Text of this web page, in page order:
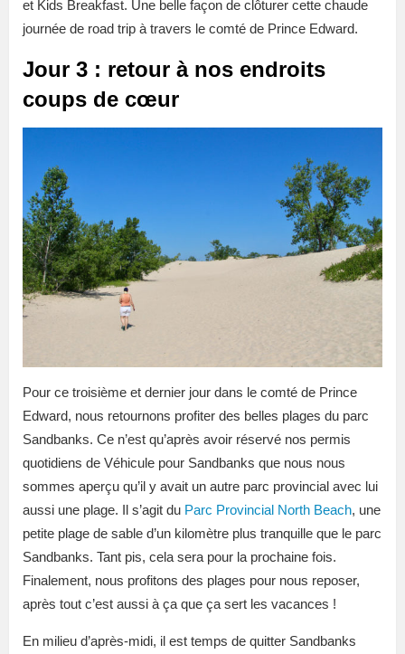
et Kids Breakfast. Une belle façon de clôturer cette chaude
journée de road trip à travers le comté de Prince Edward.
Jour 3 : retour à nos endroits
coups de cœur
Pour ce troisième et dernier jour dans le comté de Prince
Edward, nous retournons profiter des belles plages du parc
Sandbanks. Ce n’est qu’après avoir réservé nos permis
quotidiens de Véhicule pour Sandbanks que nous nous
sommes aperçu qu’il y avait un autre parc provincial avec lui
aussi une plage. Il s’agit du Parc Provincial North Beach, une
petite plage de sable d’un kilomètre plus tranquille que le parc
Sandbanks. Tant pis, cela sera pour la prochaine fois.
Finalement, nous profitons des plages pour nous reposer,
après tout c’est aussi à ça que ça sert les vacances !
En milieu d’après-midi, il est temps de quitter Sandbanks